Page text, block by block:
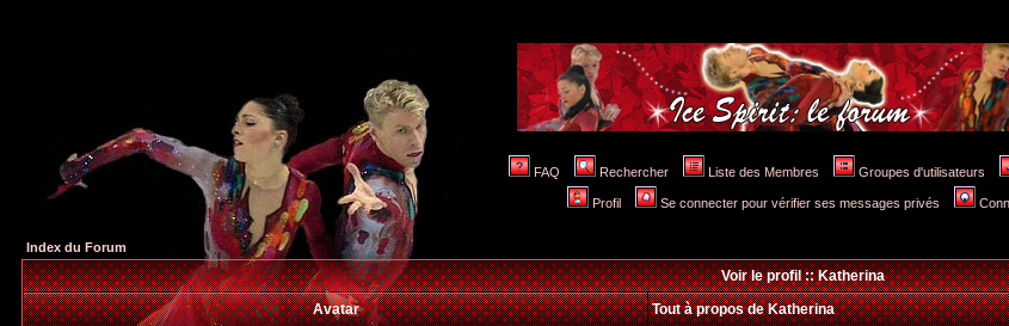
FAQ Rechercher Liste des Membres Groupes d'utilisateurs
Profil Se connecter pour vérifier ses messages privés
Index du Forum
Voir le profil :: Katherina
Avatar
Tout à propos de Katherina